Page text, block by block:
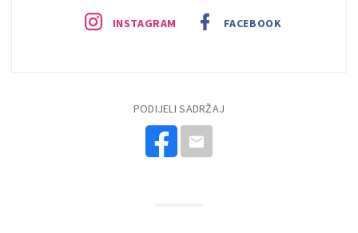
INSTAGRAM FACEBOOK
PODIJELI SADRŽAJ